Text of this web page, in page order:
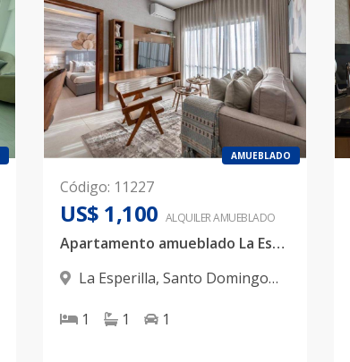
AMUEBLADO
Código: 11227
US$ 1,100 ALQUILERAMUEBLADO
Apartamento amueblado La Esperilla
La Esperilla, Santo Domingo
1
1 1